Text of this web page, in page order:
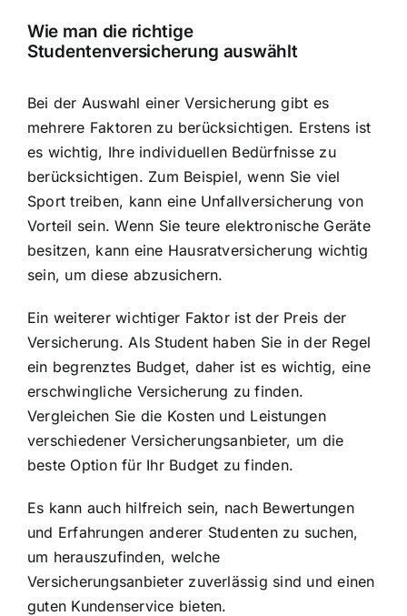
Wie man die richtige
Studentenversicherung auswählt
Bei der Auswahl einer Versicherung gibt es
mehrere Faktoren zu berücksichtigen. Erstens ist
es wichtig, Ihre individuellen Bedürfnisse zu
berücksichtigen. Zum Beispiel, wenn Sie viel
Sport treiben, kann eine Unfallversicherung von
Vorteil sein. Wenn Sie teure elektronische Geräte
besitzen, kann eine Hausratversicherung wichtig
sein, um diese abzusichern.
Ein weiterer wichtiger Faktor ist der Preis der
Versicherung. Als Student haben Sie in der Regel
ein begrenztes Budget, daher ist es wichtig, eine
erschwingliche Versicherung zu finden.
Vergleichen Sie die Kosten und Leistungen
verschiedener Versicherungsanbieter, um die
beste Option für Ihr Budget zu finden.
Es kann auch hilfreich sein, nach Bewertungen
und Erfahrungen anderer Studenten zu suchen,
um herauszufinden, welche
Versicherungsanbieter zuverlässig sind und einen
guten Kundenservice bieten.